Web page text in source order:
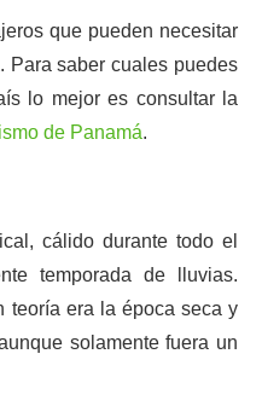
que pueden necesitar
Para saber cuales puedes
lo mejor es consultar la
de Panamá.
cálido durante todo el
temporada de lluvias.
teoría era la época seca y
solamente fuera un